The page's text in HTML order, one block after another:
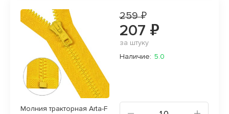
Молния тракторная Arta-F
259 ₽
207 ₽
за штуку
Наличие: 5.0